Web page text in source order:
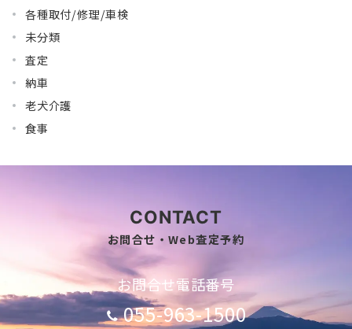
各種取付/修理/車検
未分類
査定
納車
老犬介護
食事
CONTACT
お問合せ・Web査定予約
お問合せ電話番号
055-963-1500